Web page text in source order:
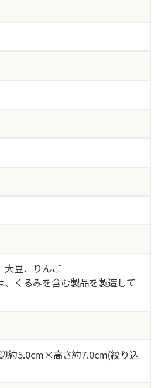
大豆、りんご
くるみを含む製品を製造して
約5.0cm×高さ約7.0cm(絞り込